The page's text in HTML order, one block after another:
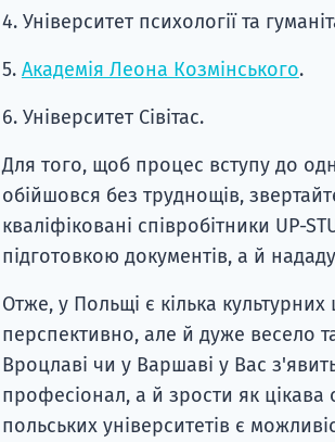
4. Університет психології та
5. Академія Леона Козмінського.
6. Університет Сівітас.
Для того, щоб процес вступу до
обійшовся без труднощів,
кваліфіковані співробітники UP-
підготовкою документів, а й
Отже, у Польщі є кілька
перспективно, але й дуже весело
Вроцлаві чи у Варшаві у Вас
професіонал, а й зрости як цікава
польських університетів є